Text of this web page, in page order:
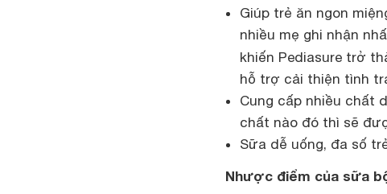
Giúp trẻ ăn ngon
nhiều mẹ ghi nhận
khiến Pediasure trở
hỗ trợ cải thiện tình
Cung cấp nhiều chất
chất nào đó thì sẽ
Sữa dễ uống, đa số
Nhược điểm của sữa